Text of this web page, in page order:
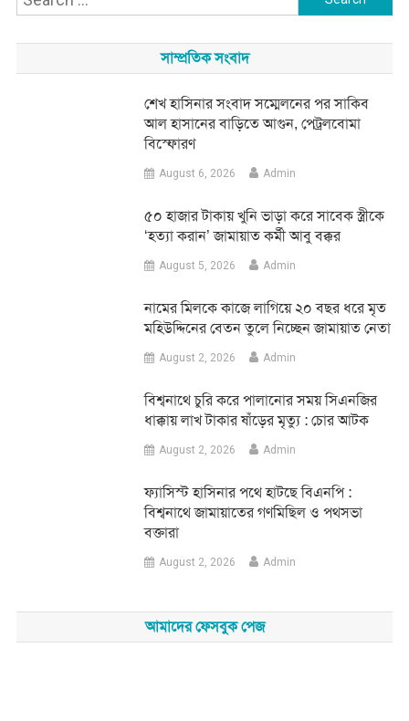
সাম্প্রতিক সংবাদ
শেখ হাসিনার সংবাদ সম্মেলনের পর সাকিব
আল হাসানের বাড়িতে আগুন, পেট্রলবোমা
বিস্ফোরণ
August 6, 2026 Admin
৫০ হাজার টাকায় খুনি ভাড়া করে সাবেক স্ত্রীকে
‘হত্যা করান’ জামায়াত কর্মী আবু বক্কর
August 5, 2026 Admin
নামের মিলকে কাজে লাগিয়ে ২০ বছর ধরে মৃত
মহিউদ্দিনের বেতন তুলে নিচ্ছেন জামায়াত নেতা
August 2, 2026 Admin
‎বিশ্বনাথে চুরি করে পালানোর সময় সিএনজির
ধাক্কায় লাখ টাকার ষাঁড়ের মৃত্যু : চোর আটক
August 2, 2026 Admin
‎ফ্যাসিস্ট হাসিনার পথে হাটছে বিএনপি :
বিশ্বনাথে জামায়াতের গণমিছিল ও পথসভা
বক্তারা
August 2, 2026 Admin
আমাদের ফেসবুক পেজ